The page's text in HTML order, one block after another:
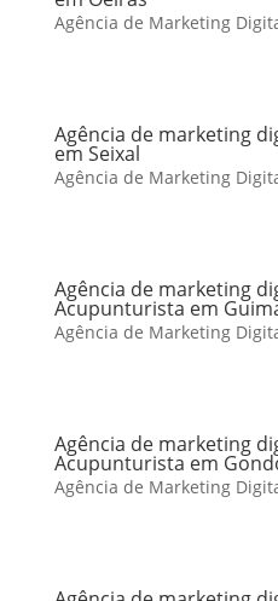
Agência de Marketing
Agência de marketing
em Seixal
Agência de Marketing
Agência de marketing
Acupunturista em
Agência de Marketing
Agência de marketing
Acupunturista em
Agência de Marketing